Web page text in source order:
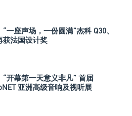
“一座声场，一份圆满”杰科 Q30、
获法国设计奖
“开幕第一天意义非凡” 首届
亚洲高级音响及视听展